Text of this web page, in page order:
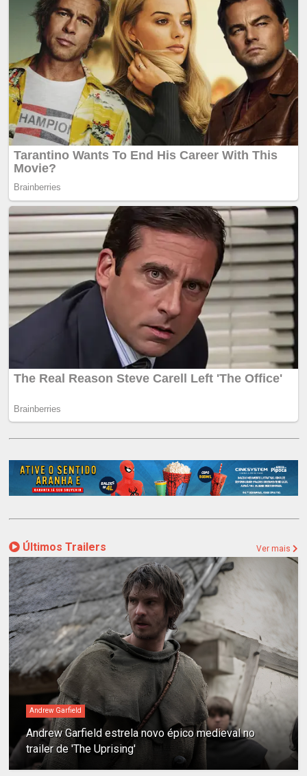
Últimos Trailers Ver mais
Andrew Garfield
Andrew Garfield estrela novo épico medieval no
trailer de 'The Uprising'